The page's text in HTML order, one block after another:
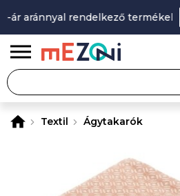
aránnyal rendelkező termékek
Textil Ágytakarók